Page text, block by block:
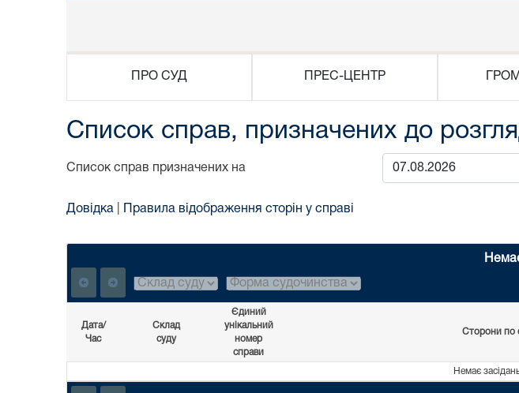
ПРО СУД ПРЕС-ЦЕНТР
Список справ, призначених до
Список справ призначених на
Довідка Правила відображення сторін у справі
Дата/
Час
Склад
суду
Єдиний
унікальний
номер
справи
Сторони по
Немає